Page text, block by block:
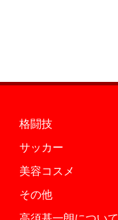
格闘技
サッカー
美容コスメ
その他